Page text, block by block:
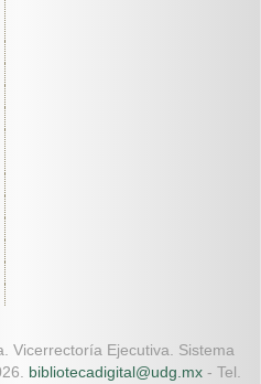
Vicerrectoría Ejecutiva. Sistema
bibliotecadigital@udg.mx - Tel.